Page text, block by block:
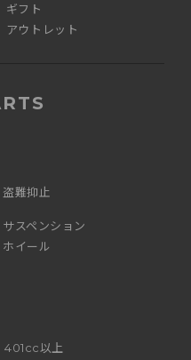
ギフト
アウトレット
盗難抑止
サスペンション
ホイール
401cc以上